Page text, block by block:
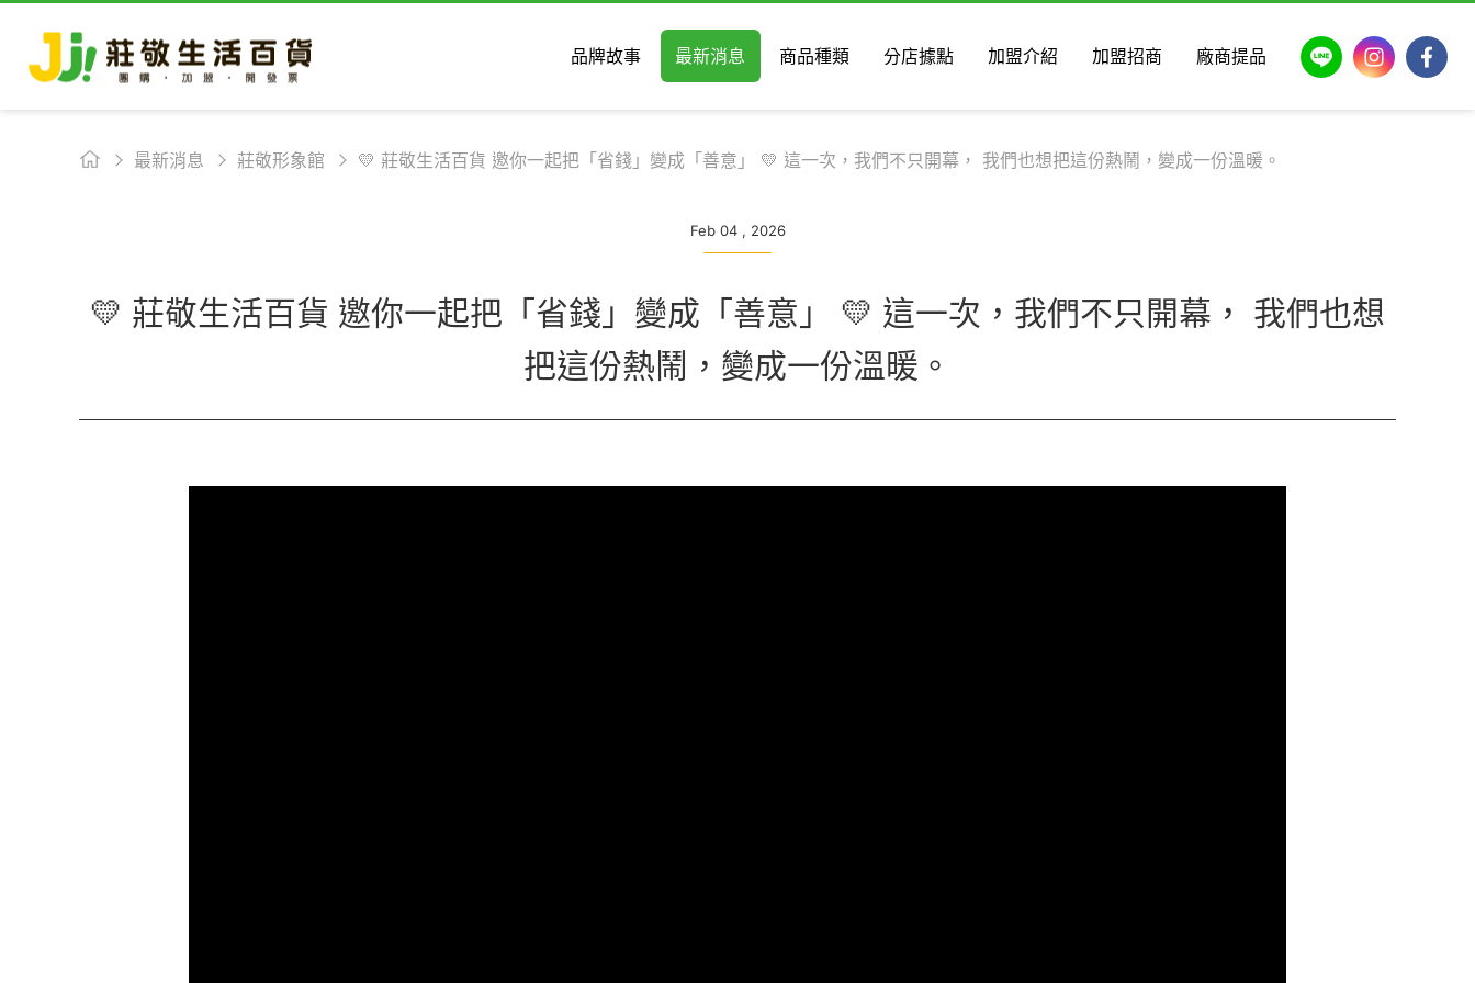
LINE Instagram
品牌故事 最新消息 商品種類 分店據點 加盟介紹 加盟招商 廠商提品
最新消息 莊敬形象館 💛 莊敬生活百貨 邀你一起把「省錢」變成「善意」 💛 這一次，我們不只開幕， 我們也想把這份熱鬧，變成一份溫暖。
Feb 04 , 2026
💛 莊敬生活百貨 邀你一起把「省錢」變成「善意」 💛 這一次，我們不只開幕， 我們也想
把這份熱鬧，變成一份溫暖。